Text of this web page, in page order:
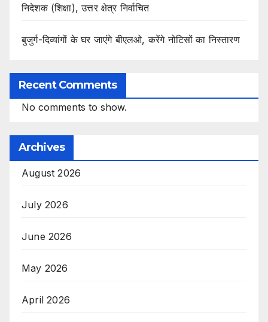
निदेशक (शिक्षा), उत्तर क्षेत्र निर्वाचित
बुजुर्ग-दिव्यांगों के घर जाएंगे बीएलओ, करेंगे नोटिसों का निस्तारण
Recent Comments
No comments to show.
Archives
August 2026
July 2026
June 2026
May 2026
April 2026